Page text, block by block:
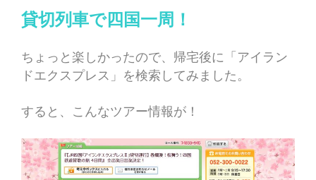
貸切列車で四国一周！
ちょっと楽しかったので、帰宅後に「アイラン
ドエクスプレス」を検索してみました。
すると、こんなツアー情報が！